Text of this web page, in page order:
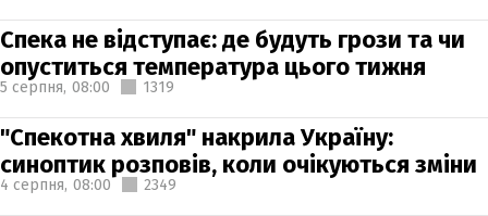
Спека не відступає: де будуть грози та чи
опуститься температура цього тижня
5 серпня, 08:00 1319
"Спекотна хвиля" накрила Україну:
синоптик розповів, коли очікуються зміни
4 серпня, 08:00 2349